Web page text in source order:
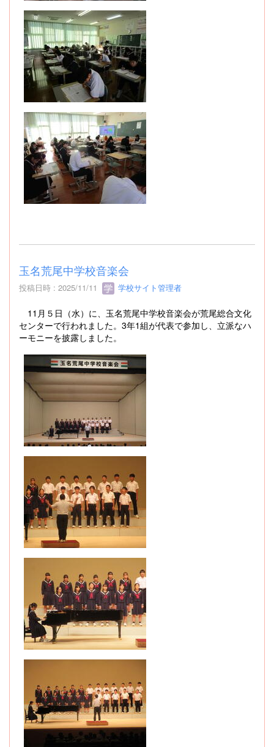
玉名荒尾中学校音楽会
投稿日時 : 2025/11/11 学校サイト管理者
11月５日（水）に、玉名荒尾中学校音楽会が荒尾総合文化
センターで行われました。3年1組が代表で参加し、立派なハ
ーモニーを披露しました。